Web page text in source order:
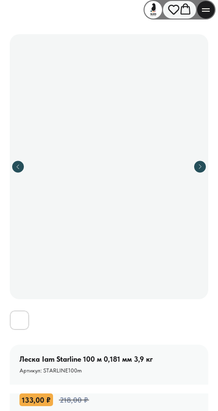
Леска Iam Starline 100 м 0,181 мм 3,9 кг
Артикул: STARLINE100m
133,00 ₽ 218,00 ₽